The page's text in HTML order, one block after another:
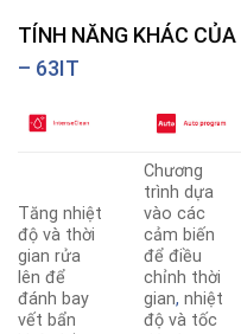
TÍNH NĂNG KHÁC CỦA
– 63IT
Tăng nhiệt
độ và thời
gian rửa
lên để
đánh bay
vết bẩn
Chương
trình dựa
vào các
cảm biến
để điều
chỉnh thời
gian, nhiệt
độ và tốc